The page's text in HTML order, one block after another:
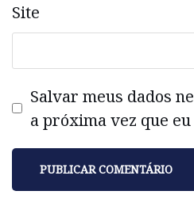
Site
Salvar meus dados
a próxima vez que eu